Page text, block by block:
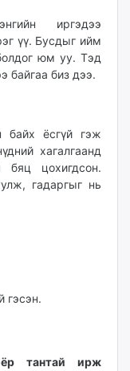
иргэдээ
үү. Бусдыг ийм
юм уу. Тэд
байгаа биз дээ.
байх ёсгүй гэж
хагалгаанд
бяц цохигдсон.
гадаргыг нь
гэсэн.
тантай ирж